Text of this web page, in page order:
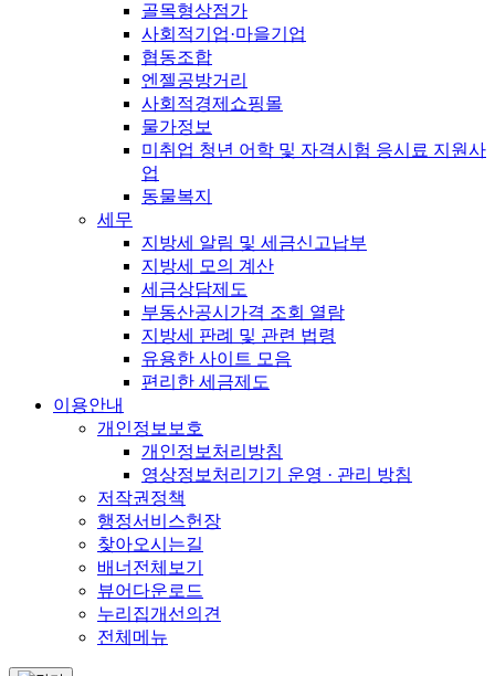
골목형상점가
사회적기업·마을기업
협동조합
엔젤공방거리
사회적경제쇼핑몰
물가정보
미취업 청년 어학 및 자격시험 응시료 지원사
업
동물복지
세무
지방세 알림 및 세금신고납부
지방세 모의 계산
세금상담제도
부동산공시가격 조회 열람
지방세 판례 및 관련 법령
유용한 사이트 모음
편리한 세금제도
이용안내
개인정보보호
개인정보처리방침
영상정보처리기기 운영 · 관리 방침
저작권정책
행정서비스헌장
찾아오시는길
배너전체보기
뷰어다운로드
누리집개선의견
전체메뉴